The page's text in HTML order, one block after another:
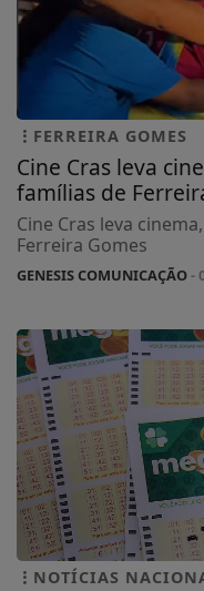
FERREIRA GOMES
Cine Cras leva
famílias de
Cine Cras leva
Ferreira Gomes
GENESIS COMUNICAÇÃO-
NOTÍCIAS